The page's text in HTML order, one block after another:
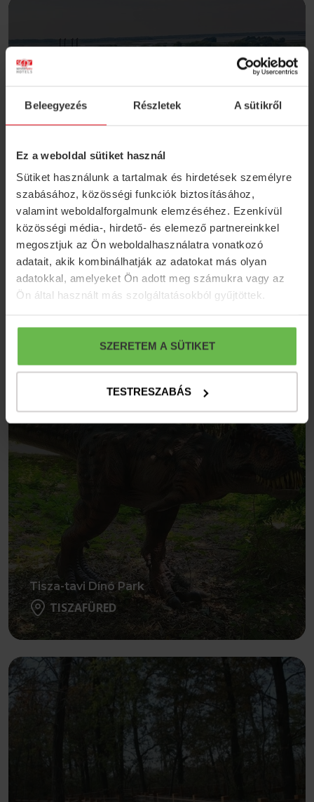
Beleegyezés Részletek A sütikről
Ez a weboldal sütiket használ
Sütiket használunk a tartalmak és hirdetések személyre
szabásához, közösségi funkciók biztosításához,
valamint weboldalforgalmunk elemzéséhez. Ezenkívül
közösségi média-, hirdető- és elemező partnereinkkel
megosztjuk az Ön weboldalhasználatra vonatkozó
adatait, akik kombinálhatják az adatokat más olyan
adatokkal, amelyeket Ön adott meg számukra vagy az
Ön által használt más szolgáltatásokból gyűjtöttek.
SZERETEM A SÜTIKET
TESTRESZABÁS
Tisza-tavi Ökocentrum
POROSZLÓ
Tisza-tavi Dínó Park
TISZAFÜRED